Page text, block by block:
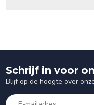
Schrijf in voor
Blijf op de hoogte over